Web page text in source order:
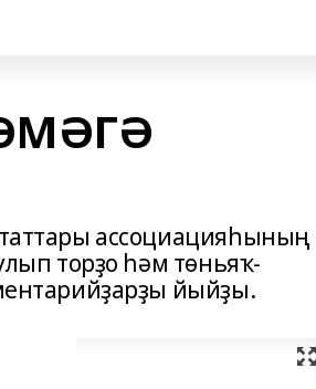
ассоциацияһының
торҙо һәм төньяҡ-
йыйҙы.